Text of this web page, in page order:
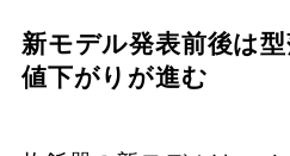
新モデル発表前後は
値下がりが進む